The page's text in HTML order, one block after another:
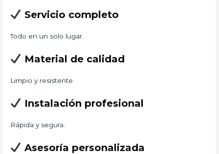
Servicio completo
Todo en un solo lugar.
Material de calidad
Limpio y resistente.
Instalación profesional
Rápida y segura.
Asesoría personalizada